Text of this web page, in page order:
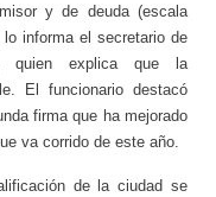
y de deuda (escala
informa el secretario de
quien explica que la
El funcionario destacó
firma que ha mejorado
va corrido de este año.
de la ciudad se